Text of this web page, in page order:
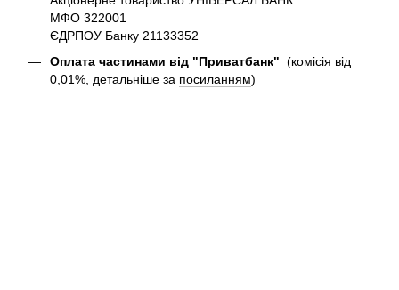
МФО 322001
ЄДРПОУ Банку 21133352
Оплата частинами від "Приватбанк" (комісія від
0,01%, детальніше за посиланням)